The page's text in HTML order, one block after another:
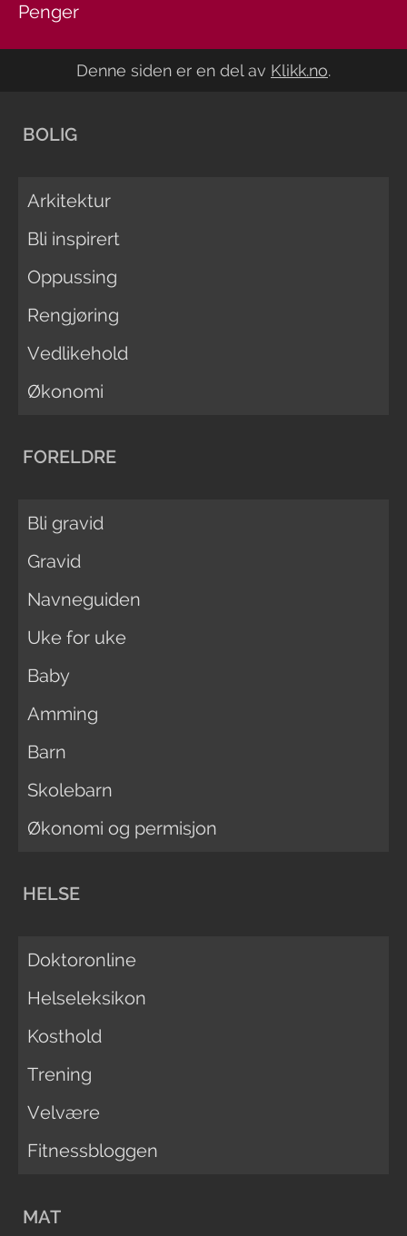
Penger
Denne siden er en del av Klikk.no.
BOLIG
Arkitektur
Bli inspirert
Oppussing
Rengjøring
Vedlikehold
Økonomi
FORELDRE
Bli gravid
Gravid
Navneguiden
Uke for uke
Baby
Amming
Barn
Skolebarn
Økonomi og permisjon
HELSE
Doktoronline
Helseleksikon
Kosthold
Trening
Velvære
Fitnessbloggen
MAT